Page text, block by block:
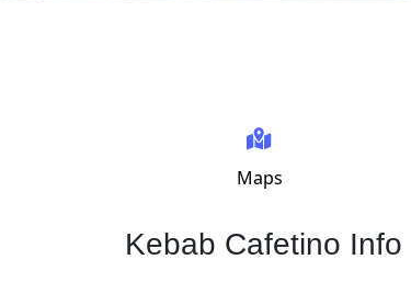
Maps
Kebab Cafetino Info